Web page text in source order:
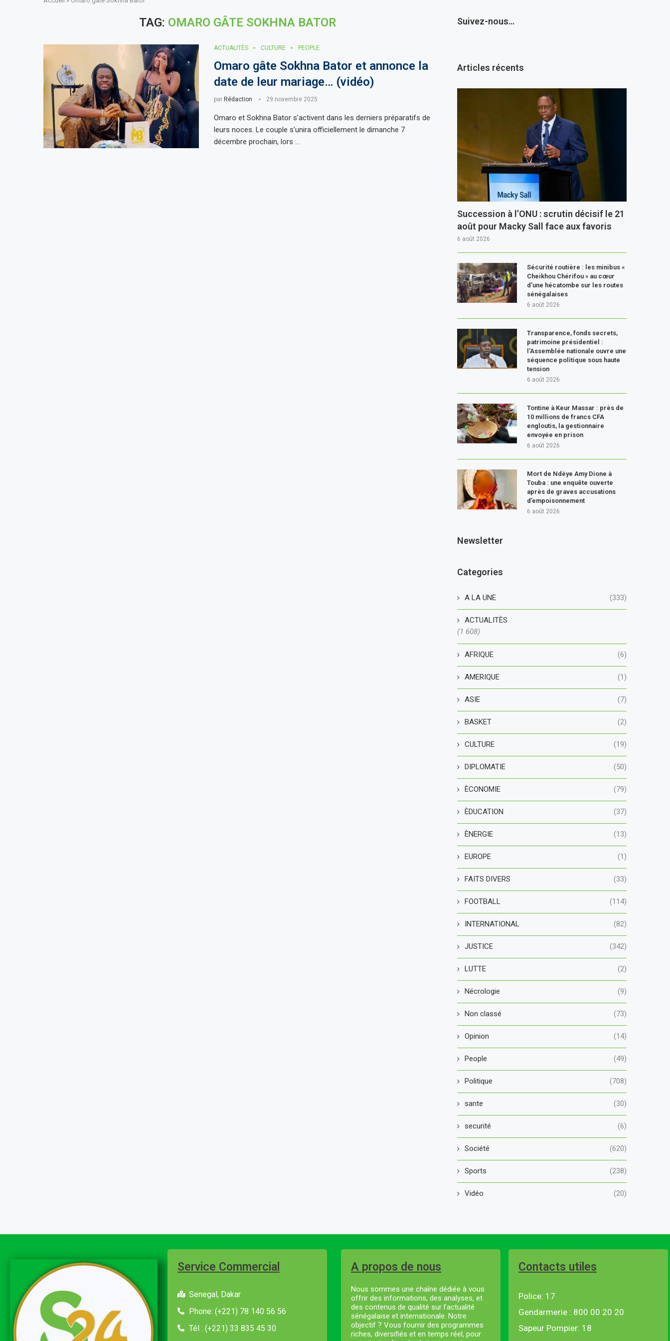
TAG: OMARO GÂTE SOKHNA BATOR
ACTUALITÈS CULTURE PEOPLE
Omaro gâte Sokhna Bator et annonce la
date de leur mariage… (vidéo)
par Rédaction 29 novembre 2025
Omaro et Sokhna Bator s’activent dans les derniers préparatifs de
leurs noces. Le couple s’unira officiellement le dimanche 7
décembre prochain, lors …
Suivez-nous…
Articles récents
Succession à l’ONU : scrutin décisif le 21
août pour Macky Sall face aux favoris
6 août 2026
Sécurité routière : les minibus «
Cheikhou Chérifou » au cœur
d’une hécatombe sur les routes
sénégalaises
6 août 2026
Transparence, fonds secrets,
patrimoine présidentiel :
l’Assemblée nationale ouvre une
séquence politique sous haute
tension
6 août 2026
Tontine à Keur Massar : près de
10 millions de francs CFA
engloutis, la gestionnaire
envoyée en prison
6 août 2026
Mort de Ndèye Amy Dione à
Touba : une enquête ouverte
après de graves accusations
d’empoisonnement
6 août 2026
Newsletter
Categories
A LA UNE (333)
ACTUALITÈS
(1 608)
AFRIQUE (6)
AMERIQUE (1)
ASIE (7)
BASKET (2)
CULTURE (19)
DIPLOMATIE (50)
ÈCONOMIE (79)
ÈDUCATION (37)
ÈNERGIE (13)
EUROPE (1)
FAITS DIVERS (33)
FOOTBALL (114)
INTERNATIONAL (82)
JUSTICE (342)
LUTTE (2)
Nécrologie (9)
Non classé (73)
Opinion (14)
People (49)
Politique (708)
sante (30)
securité (6)
Société (620)
Sports (238)
Vidéo (20)
Service Commercial
Senegal, Dakar
Phone: (+221) 78 140 56 56
Tél : (+221) 33 835 45 30
A propos de nous
Nous sommes une chaîne dédiée à vous
offrir des informations, des analyses, et
des contenus de qualité sur l’actualité
sénégalaise et internationale. Notre
objectif ? Vous fournir des programmes
riches, diversifiés et en temps réel, pour
Contacts utiles
Police: 17
Gendarmerie : 800 00 20 20
Sapeur Pompier: 18